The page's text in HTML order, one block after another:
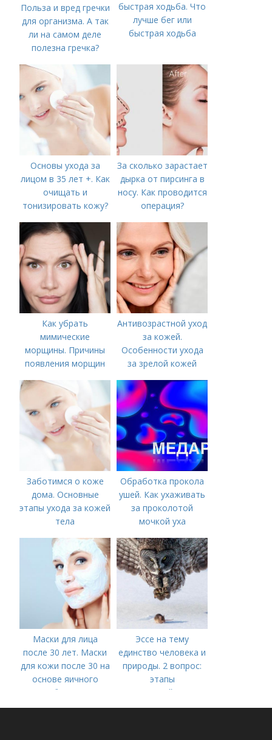
Польза и вред гречки
для организма. А так
ли на самом деле
полезна гречка?
быстрая ходьба. Что
лучше бег или
быстрая ходьба
Основы ухода за
лицом в 35 лет +. Как
очищать и
тонизировать кожу?
За сколько зарастает
дырка от пирсинга в
носу. Как проводится
операция?
Как убрать
мимические
морщины. Причины
появления морщин
Антивозрастной уход
за кожей.
Особенности ухода
за зрелой кожей
Заботимся о коже
дома. Основные
этапы ухода за кожей
тела
Обработка прокола
ушей. Как ухаживать
за проколотой
мочкой уха
Маски для лица
после 30 лет. Маски
для кожи после 30 на
основе яичного
белка
Эссе на тему
единство человека и
природы. 2 вопрос:
этапы
взаимодействия
природного и